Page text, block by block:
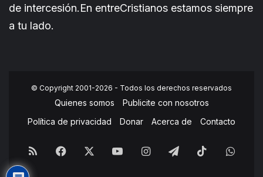
de intercesión.En entreCristianos estamos siempre
a tu lado.
© Copyright 2001-2026 - Todos los derechos reservados
Quienes somos
Publicite con nosotros
Política de privacidad
Donar Acerca de Contacto
RSS Facebook YouTubeInstagramTelegramTikTok